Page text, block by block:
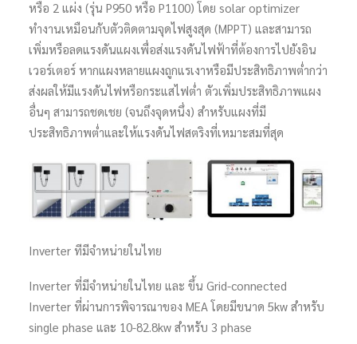
หรือ 2 แผ่ง (รุ่น P950 หรือ P1100) โดย solar optimizer
ทำงานเหมือนกับตัวติดตามจุดไฟสูงสุด (MPPT) และสามารถ
เพิ่มหรือลดแรงดันแผงเพื่อส่งแรงดันไฟฟ้าที่ต้องการไปยังอิน
เวอร์เตอร์ หากแผงหลายแผงถูกแรเงาหรือมีประสิทธิภาพต่ำกว่า
ส่งผลให้มีแรงดันไฟหรือกระแสไฟต่ำ ตัวเพิ่มประสิทธิภาพแผง
อื่นๆ สามารถชดเชย (จนถึงจุดหนึ่ง) สำหรับแผงที่มี
ประสิทธิภาพต่ำและให้แรงดันไฟสตริงที่เหมาะสมที่สุด
Inverter ทีมีจำหน่ายในไทย
Inverter ที่มีจำหน่ายในไทย และ ขึ้น Grid-connected
Inverter ที่ผ่านการพิจารณาของ MEA โดยมีขนาด 5kw สำหรับ
single phase และ 10-82.8kw สำหรับ 3 phase